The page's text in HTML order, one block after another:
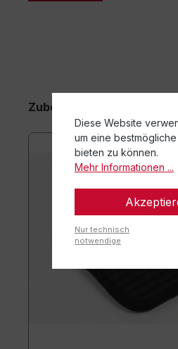
viele Menschen auf den ersten
Zubehörartikel
Diese Website
um eine
bieten zu können.
Mehr Informationen ...
Nur technisch
notwendige